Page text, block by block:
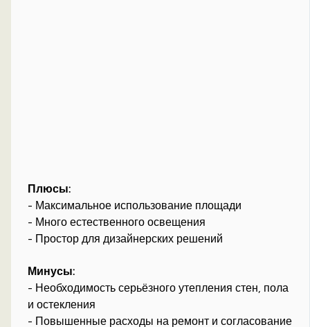
Плюсы:
- Максимальное использование площади
- Много естественного освещения
- Простор для дизайнерских решений
Минусы:
- Необходимость серьёзного утепления стен, пола
и остекления
- Повышенные расходы на ремонт и согласование